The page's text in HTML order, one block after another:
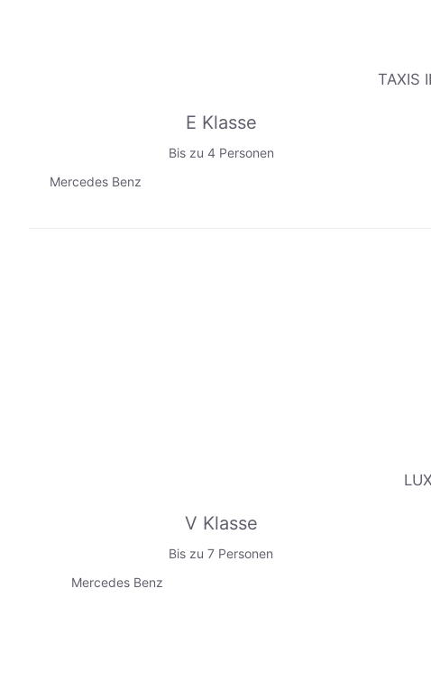
TAXIS
E Klasse
Bis zu 4 Personen
Mercedes Benz
V Klasse
Bis zu 7 Personen
Mercedes Benz